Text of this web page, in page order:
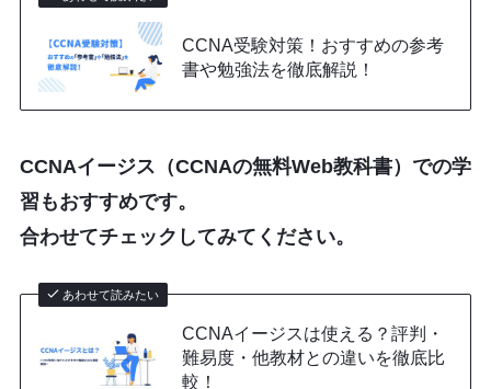
CCNA受験対策！おすすめの参考
書や勉強法を徹底解説！
CCNAイージス（CCNAの無料Web教科書）での学
習もおすすめです。
合わせてチェックしてみてください。
あわせて読みたい
CCNAイージスは使える？評判・
難易度・他教材との違いを徹底比
較！